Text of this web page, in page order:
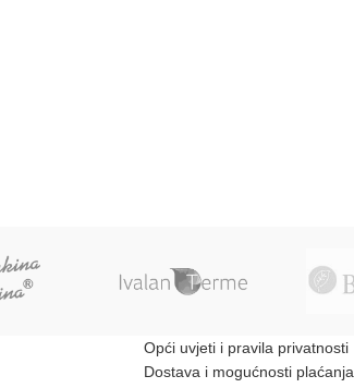
Opći uvjeti i pravila privatnosti
Dostava i mogućnosti plaćanja